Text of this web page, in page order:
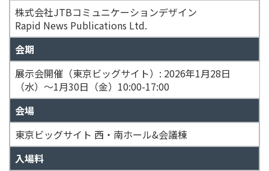
株式会社JTBコミュニケーションデザイン
Rapid News Publications Ltd.
会期
展示会開催（東京ビッグサイト）: 2026年1月28日
（水）～1月30日（金）10:00-17:00
会場
東京ビッグサイト 西・南ホール&会議棟
入場料